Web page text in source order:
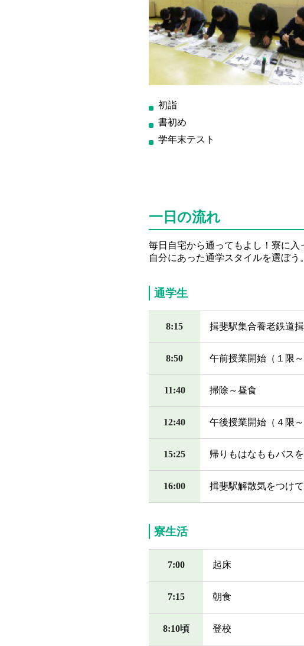
初詣
書初め
学年末テスト
一日の流れ
毎日自宅から通ってもよし！寮に入
自分にあった通学スタイルを選ぼう。
通学生
8:15 揖斐駅集合養老鉄道
8:50 午前授業開始（１限～
11:40 掃除～昼食
12:40 午後授業開始（４限～
15:25 帰りもはなももバス
16:00 揖斐駅解散気をつけ
寮生活
7:00 起床
7:15 朝食
8:10頃 登校